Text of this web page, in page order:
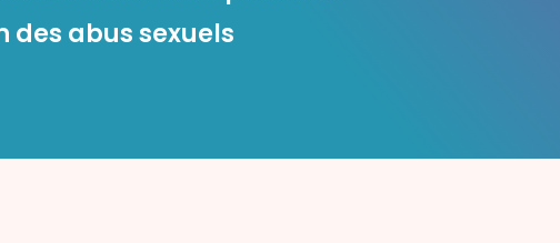
des abus sexuels